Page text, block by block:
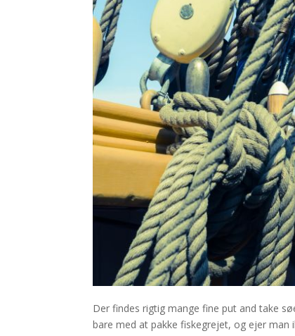
Der findes rigtig mange fine put and take
bare med at pakke fiskegrejet, og ejer